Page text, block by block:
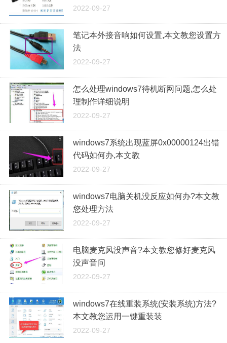
2022-09-27
笔记本外接音响如何设置,本文教您设置方
法
2022-09-27
怎么处理windows7待机断网问题,怎么处
理制作详细说明
2022-09-27
windows7系统出现蓝屏0x00000124出错
代码如何办,本文教
2022-09-27
windows7电脑关机没反应如何办?本文教
您处理方法
2022-09-27
电脑麦克风没声音?本文教您修好麦克风
没声音问
2022-09-27
windows7在线重装系统(安装系统)方法?
本文教您运用一键重装装
2022-09-27